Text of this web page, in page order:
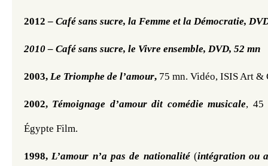
2012 – Café sans sucre, la Femme et la Démocratie,
2010 – Café sans sucre, le Vivre ensemble, DVD, 52 mn
2003, Le Triomphe de l’amour, 75 mn. Vidéo, ISIS Art &
2002, Témoignage d’amour dit comédie musicale, 45
Égypte Film.
1998, L’amour n’a pas de nationalité (intégration ou